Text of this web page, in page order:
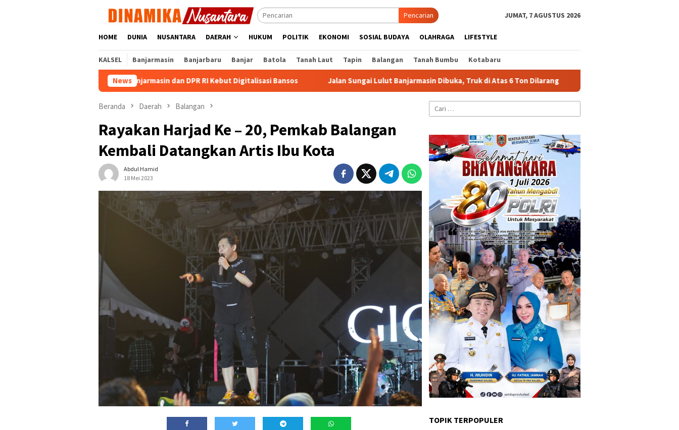
Pencarian JUMAT, 7 AGUSTUS 2026
HOME DUNIA NUSANTARA DAERAH HUKUM POLITIK EKONOMI SOSIAL BUDAYA OLAHRAGA LIFESTYLE
KALSEL Banjarmasin Banjarbaru Banjar Batola Tanah Laut Tapin Balangan Tanah Bumbu Kotabaru
News
Persen, Pemko Banjarmasin dan DPR RI Kebut Digitalisasi Bansos Jalan Sungai Lulut Banjarmasin Dibuka, Truk di Atas 6 Ton Dilarang Kapolresta Banjarmasin Pimpin Evakuasi
Beranda Daerah Balangan
Rayakan Harjad Ke – 20, Pemkab Balangan
Kembali Datangkan Artis Ibu Kota
Abdul Hamid
18 Mei 2023
Cari
untuk:
TOPIK TERPOPULER